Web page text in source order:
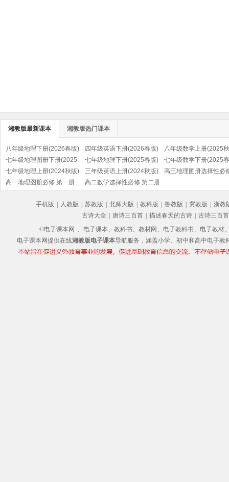
湘教版最新课本 湘教版热门课本
八年级地理下册(2026春版)
四年级英语下册(2026春版)
(湘鲁版)
八年级数学上册(2025
七年级地理图册下册(2025
春版)
七年级地理下册(2025春版)
七年级数学下册(2025
七年级地理上册(2024秋版)
三年级英语上册(2024秋版)
(湘鲁版)
高三地理图册选择性必
高一地理图册必修 第一册 高二数学选择性必修 第二册
手机版 人教版 苏教版 北师大版 教科版 鲁教版 冀教版
浙教
古诗大全
唐诗三百首 描述春天的古诗
古诗三百首
©电子课本网 、电子课本、教科书、教材网、电子教科书、电子教材
电子课本网提供在线湘教版电子课本导航服务，涵盖小学、初中和高中电子